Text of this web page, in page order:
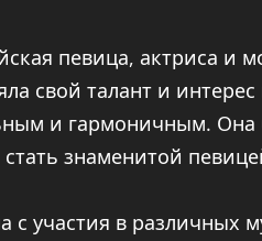
певица, актриса и
свой талант и интерес
и гармоничным. Она
знаменитой
участия в различных